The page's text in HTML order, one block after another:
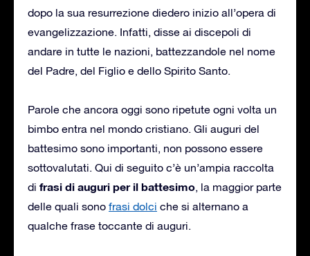
dopo la sua resurrezione diedero inizio all’opera di
evangelizzazione. Infatti, disse ai discepoli di
andare in tutte le nazioni, battezzandole nel nome
del Padre, del Figlio e dello Spirito Santo.
Parole che ancora oggi sono ripetute ogni volta un
bimbo entra nel mondo cristiano. Gli auguri del
battesimo sono importanti, non possono essere
sottovalutati. Qui di seguito c’è un’ampia raccolta
di frasi di auguri per il battesimo, la maggior parte
delle quali sono frasi dolci che si alternano a
qualche frase toccante di auguri.